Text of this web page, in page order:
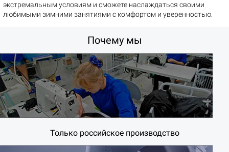
экстремальным условиям и сможете наслаждаться своими
любимыми зимними занятиями с комфортом и уверенностью.
Почему мы
Только российское производство